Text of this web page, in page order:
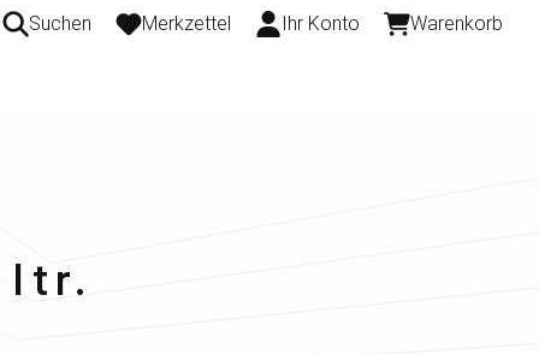
Suchen Merkzettel Ihr Konto Warenkorb
ltr.